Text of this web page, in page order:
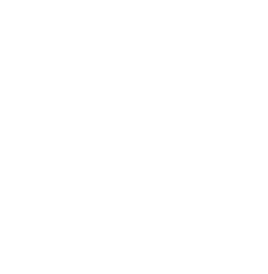
Scotland and
a loss of
to
and her
sustainably